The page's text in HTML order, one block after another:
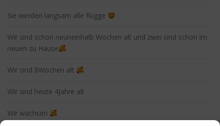
Sie werden langsam alle flügge
Wir sind schon neuneinhalb Wochen alt und zwei sind schon im
neuen zu Hause
Wir sind 8Wochen alt
Wir sind heute 4Jahre alt
Wir wachsen